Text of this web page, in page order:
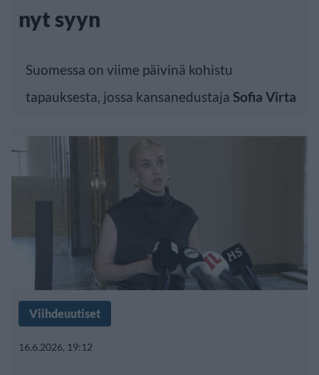
nyt syyn
Suomessa on viime päivinä kohistu
tapauksesta, jossa kansanedustaja Sofia Virta
Viihdeuutiset
16.6.2026, 19:12